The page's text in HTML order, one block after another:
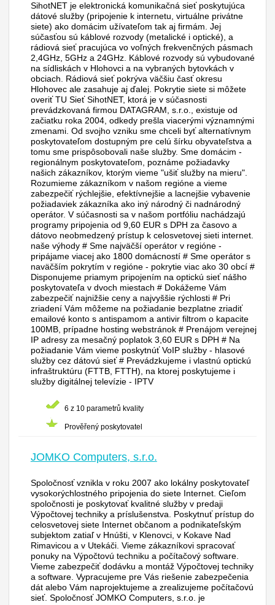
SihotNET je elektronická komunikačná sieť poskytujúca
dátové služby (pripojenie k internetu, virtuálne privátne
siete) ako domácim užívateľom tak aj firmám. Jej
súčasťou sú káblové rozvody (metalické i optické), a
rádiová sieť pracujúca vo voľných frekvenčných pásmach
2,4GHz, 5GHz a 24GHz. Káblové rozvody sú vybudované
na sídliskách v Hlohovci a na vybraných bytovkách v
obciach. Rádiová sieť pokrýva väčšiu časť okresu
Hlohovec ale zasahuje aj ďalej. Pokrytie siete si môžete
overiť TU Sieť SihotNET, ktorá je v súčasnosti
prevádzkovaná firmou DATAGRAM, s.r.o., existuje od
začiatku roka 2004, odkedy prešla viacerými významnými
zmenami. Od svojho vzniku sme chceli byť alternatívnym
poskytovateľom dostupným pre celú šírku obyvateľstva a
tomu sme prispôsobovali naše služby. Sme domácim -
regionálnym poskytovateľom, poznáme požiadavky
našich zákazníkov, ktorým vieme "ušiť služby na mieru".
Rozumieme zákazníkom v našom regióne a vieme
zabezpečiť rýchlejšie, efektívnejšie a lacnejšie vybavenie
požiadaviek zákazníka ako iný národný či nadnárodný
operátor. V súčasnosti sa v našom portfóliu nachádzajú
programy pripojenia od 9,60 EUR s DPH za časovo a
dátovo neobmedzený prístup k celosvetovej sieti internet.
naše výhody # Sme najväčší operátor v regióne -
pripájame viacej ako 1800 domácností # Sme operátor s
naväčším pokrytím v regióne - pokrytie viac ako 30 obcí #
Disponujeme priamym pripojením na optickú sieť nášho
poskytovateľa v dvoch miestach # Dokážeme Vám
zabezpečiť najnižšie ceny a najvyššie rýchlosti # Pri
zriadení Vám môžeme na požiadanie bezplatne zriadiť
emailové konto s antispamom a antivir filtrom o kapacite
100MB, prípadne hosting webstránok # Prenájom verejnej
IP adresy za mesačný poplatok 3,60 EUR s DPH # Na
požiadanie Vám vieme poskytnúť VoIP služby - hlasové
služby cez dátovú sieť # Prevádzkujeme i vlastnú optickú
infraštruktúru (FTTB, FTTH), na ktorej poskytujeme i
služby digitálnej televízie - IPTV
6 z 10 parametrů kvality
Prověřený poskytovatel
JOMKO Computers, s.r.o.
Spoločnosť vznikla v roku 2007 ako lokálny poskytovateľ
vysokorýchlostného pripojenia do siete Internet. Cieľom
spoločnosti je poskytovať kvalitné služby v predaji
Výpočtovej techniky a príslušenstva. Poskytnuť prístup do
celosvetovej siete Internet občanom a podnikateľským
subjektom zatiaľ v Hnúšti, v Klenovci, v Kokave Nad
Rimavicou a v Utekáči. Vieme zákazníkovi spracovať
ponuky na Výpočtovú techniku a počítačový software.
Vieme zabezpečiť dodávku a montáž Výpočtovej techniky
a software. Vypracujeme pre Vás riešenie zabezpečenia
dát alebo Vám naprojektujeme a zrealizujeme počítačovú
sieť. Spoločnosť JOMKO Computers, s.r.o. je